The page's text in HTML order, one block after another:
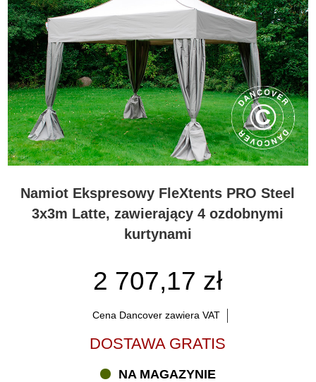
Namiot Ekspresowy FleXtents PRO Steel
3x3m Latte, zawierający 4 ozdobnymi
kurtynami
2 707,17 zł
Cena Dancover zawiera VAT
DOSTAWA GRATIS
NA MAGAZYNIE